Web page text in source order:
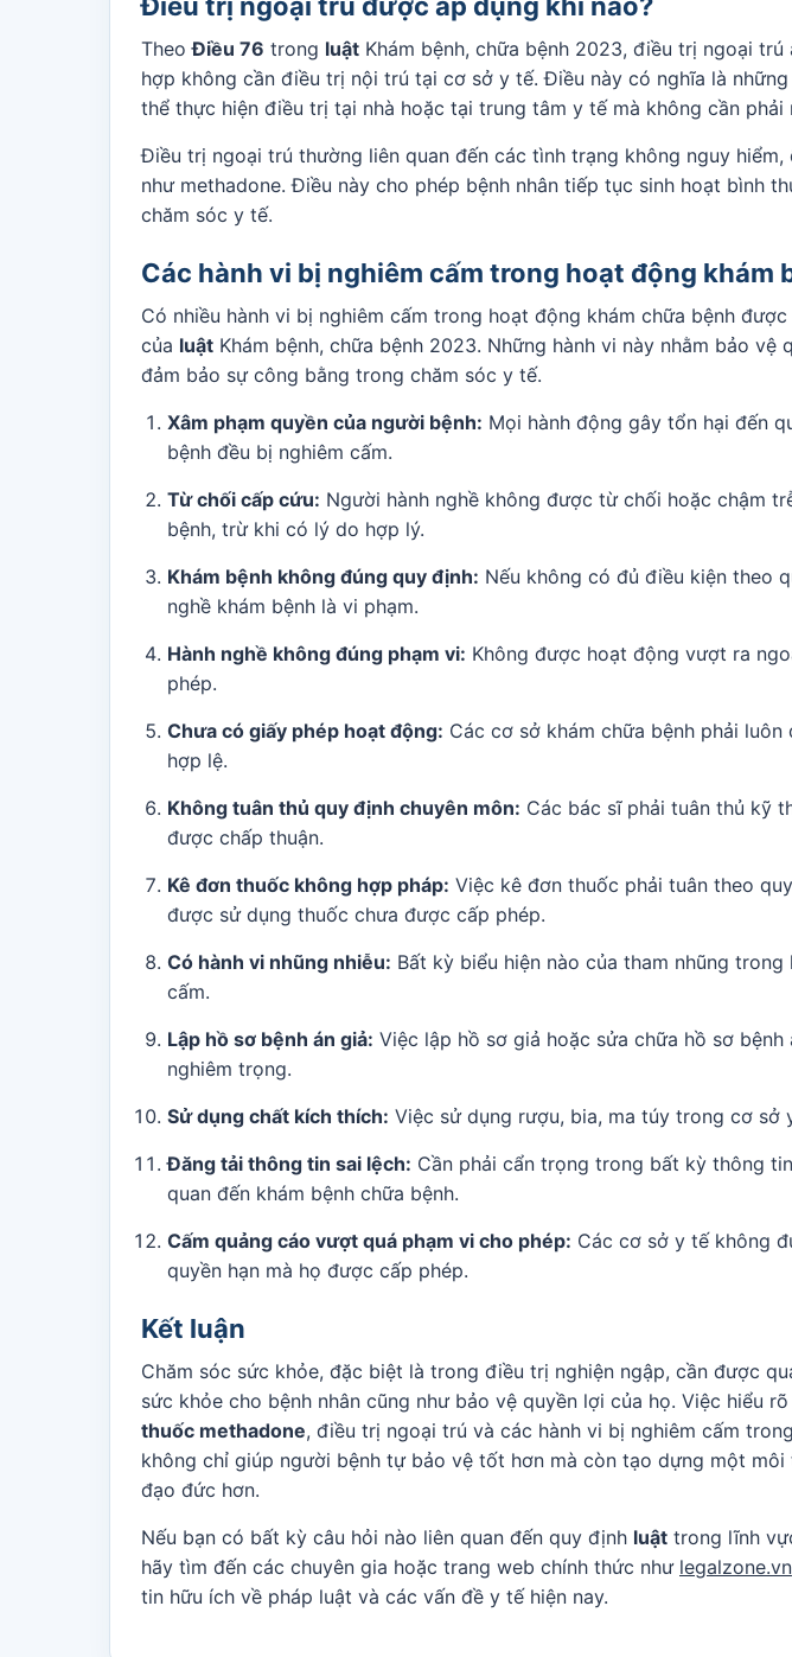
TheoĐiều 76 trong luật Khám bệnh, chữa bệnh 2023, điều trị ngoại
hợp không cần điều trị nội trú tại cơ sở y tế. Điều này có nghĩa là
thể thực hiện điều trị tại nhà hoặc tại trung tâm y tế mà không cần phải
Điều trị ngoại trú thường liên quan đến các tình trạng không nguy hiểm,
như methadone. Điều này cho phép bệnh nhân tiếp tục sinh hoạt bình
chăm sóc y tế.
Các hành vi bị nghiêm cấm trong hoạt động khám
Có nhiều hành vi bị nghiêm cấm trong hoạt động khám chữa bệnh
của luật Khám bệnh, chữa bệnh 2023. Những hành vi này nhằm bảo vệ
đảm bảo sự công bằng trong chăm sóc y tế.
Xâm phạm quyền của người bệnh: Mọi hành động gây tổn hại đến
bệnh đều bị nghiêm cấm.
Từ chối cấp cứu: Người hành nghề không được từ chối hoặc chậm
bệnh, trừ khi có lý do hợp lý.
Khám bệnh không đúng quy định: Nếu không có đủ điều kiện theo
nghề khám bệnh là vi phạm.
Hành nghề không đúng phạm vi: Không được hoạt động vượt ra
phép.
Chưa có giấy phép hoạt động: Các cơ sở khám chữa bệnh phải
hợp lệ.
Không tuân thủ quy định chuyên môn: Các bác sĩ phải tuân thủ kỹ
được chấp thuận.
Kê đơn thuốc không hợp pháp: Việc kê đơn thuốc phải tuân theo
được sử dụng thuốc chưa được cấp phép.
Có hành vi nhũng nhiễu: Bất kỳ biểu hiện nào của tham nhũng trong
cấm.
Lập hồ sơ bệnh án giả: Việc lập hồ sơ giả hoặc sửa chữa hồ sơ
nghiêm trọng.
Sử dụng chất kích thích: Việc sử dụng rượu, bia, ma túy trong cơ sở
Đăng tải thông tin sai lệch: Cần phải cẩn trọng trong bất kỳ thông
quan đến khám bệnh chữa bệnh.
Cấm quảng cáo vượt quá phạm vi cho phép: Các cơ sở y tế không
quyền hạn mà họ được cấp phép.
Kết luận
Chăm sóc sức khỏe, đặc biệt là trong điều trị nghiện ngập, cần được
sức khỏe cho bệnh nhân cũng như bảo vệ quyền lợi của họ. Việc hiểu
thuốc methadone, điều trị ngoại trú và các hành vi bị nghiêm cấm
không chỉ giúp người bệnh tự bảo vệ tốt hơn mà còn tạo dựng một
đạo đức hơn.
Nếu bạn có bất kỳ câu hỏi nào liên quan đến quy định luật trong lĩnh
hãy tìm đến các chuyên gia hoặc trang web chính thức như legalzone.vn
tin hữu ích về pháp luật và các vấn đề y tế hiện nay.